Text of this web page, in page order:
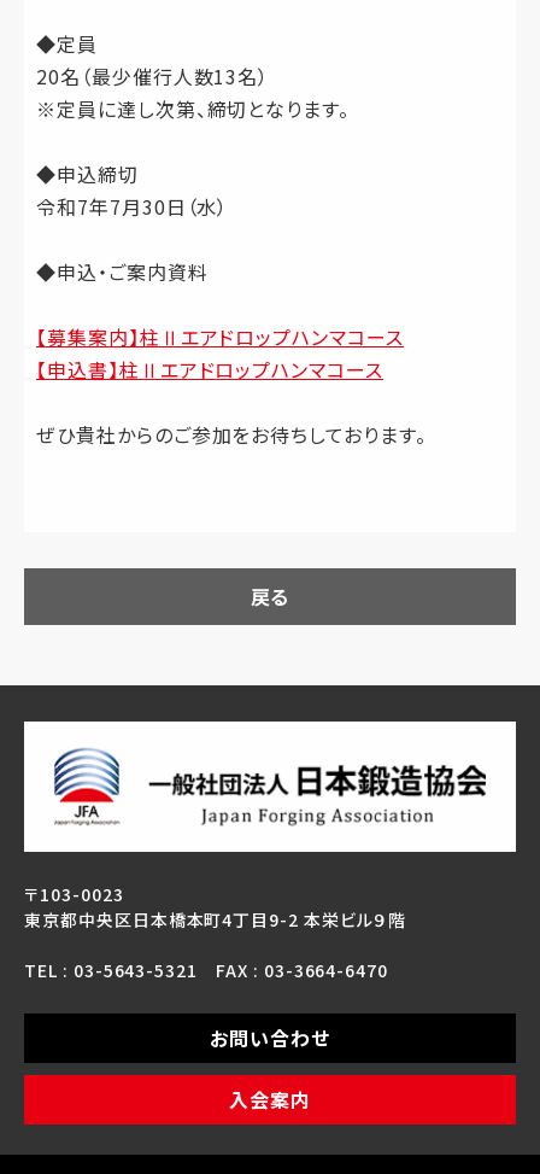
◆定員
20名（最少催行人数13名）
※定員に達し次第、締切となります。
◆申込締切
令和7年7月30日（水）
◆申込・ご案内資料
【募集案内】柱Ⅱエアドロップハンマコース
【申込書】柱Ⅱエアドロップハンマコース
ぜひ貴社からのご参加をお待ちしております。
戻る
〒103-0023
東京都中央区日本橋本町4丁目9-2 本栄ビル９階
TEL : 03-5643-5321 FAX : 03-3664-6470
お問い合わせ
入会案内